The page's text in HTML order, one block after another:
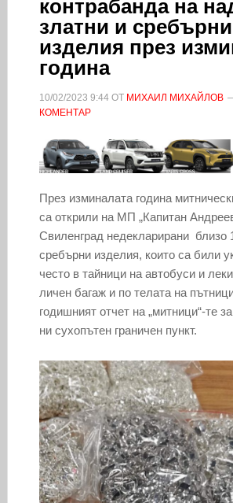
контрабанда на
златни и сребърни
изделия през
година
10/02/2023 9:44ОТ МИХАИЛ МИХАЙЛОВ
КОМЕНТАР
През изминалата година
са открили на МП „Капитан
Свиленград недекларирани близо
сребърни изделия, които са били
често в тайници на автобуси и
личен багаж и по телата на
годишният отчет на „митници“-те
ни сухопътен граничен пункт.